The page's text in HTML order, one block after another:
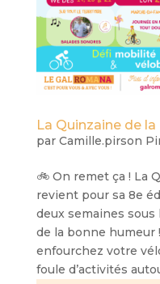
La Quinzaine de
par Camille.pirson
🚲 On remet ça ! La
revient pour sa 8e
deux semaines
de la bonne humeur
enfourchez votre
foule d’activités